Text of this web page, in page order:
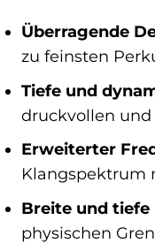
Überragende
zu feinsten
Tiefe und
druckvollen und
Erweiterter
Klangspektrum
Breite und tiefe
physischen